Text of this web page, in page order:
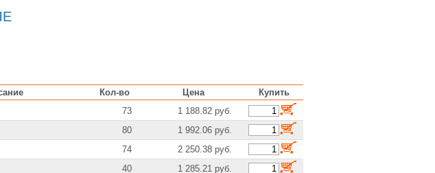
Кол-во Цена Купить
73 1 188.82 руб.
80 1 992.06 руб.
74 2 250.38 руб.
40 1 285.21 руб.